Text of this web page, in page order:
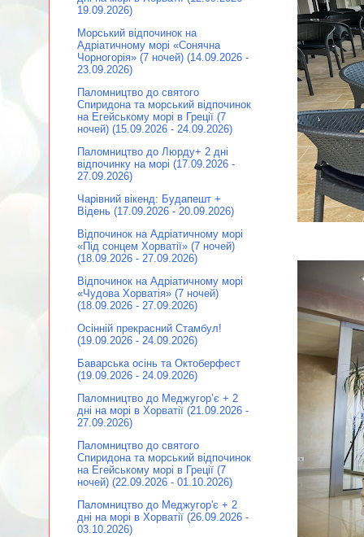
19.09.2026)
Морський відпочинок на
Адріатичному морі «Сонячна
Чорногорія» (7 ночей) (14.09.2026 -
23.09.2026)
Паломництво до святого
Спиридона та морський відпочинок
на Егейському морі в Греції (7
ночей) (15.09.2026 - 24.09.2026)
Паломництво до Люрду+ 2 дні
відпочинку на морі (17.09.2026 -
27.09.2026)
Чарівний вікенд: Будапешт +
Відень (17.09.2026 - 20.09.2026)
Відпочинок на Адріатичному морі
«Під сонцем Хорватії» (7 ночей)
(18.09.2026 - 27.09.2026)
Відпочинок на Адріатичному морі
«Чудова Хорватія» (7 ночей)
(18.09.2026 - 27.09.2026)
Осінній прекрасний Стамбул!
(19.09.2026 - 24.09.2026)
Баварська осінь та Октоберфест
(19.09.2026 - 24.09.2026)
Паломництво до Меджугор’є + 2
дні на морі в Хорватії (21.09.2026 -
27.09.2026)
Паломництво до святого
Спиридона та морський відпочинок
на Егейському морі в Греції (7
ночей) (22.09.2026 - 01.10.2026)
Паломництво до Меджугор'є + 2
дні на морі в Хорватії (26.09.2026 -
03.10.2026)